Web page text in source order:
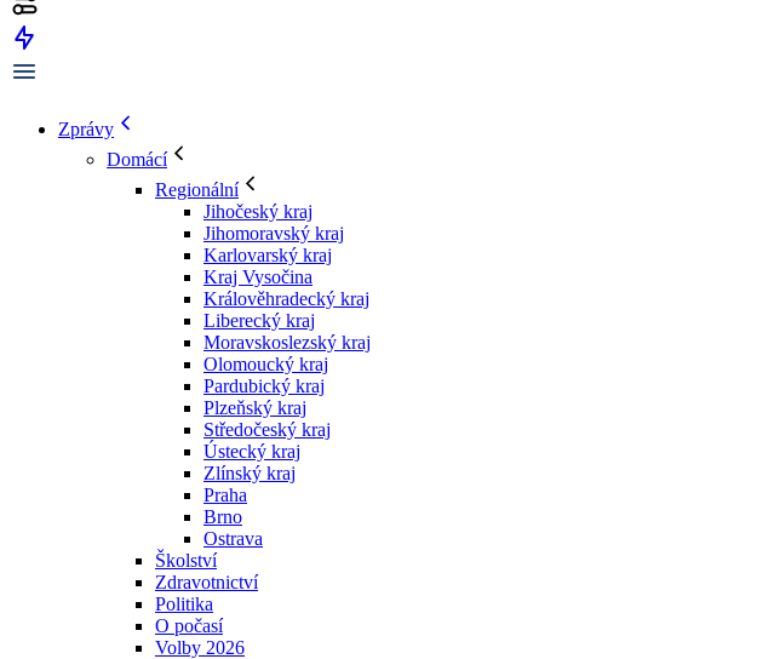
Zprávy
Domácí
Regionální
Jihočeský kraj
Jihomoravský kraj
Karlovarský kraj
Kraj Vysočina
Králověhradecký kraj
Liberecký kraj
Moravskoslezský kraj
Olomoucký kraj
Pardubický kraj
Plzeňský kraj
Středočeský kraj
Ústecký kraj
Zlínský kraj
Praha
Brno
Ostrava
Školství
Zdravotnictví
Politika
O počasí
Volby 2026